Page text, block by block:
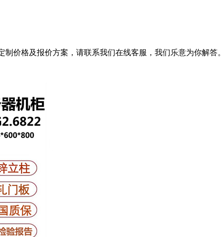
制价格及报价方案，请联系我们在线客服，我们乐意为你解答。